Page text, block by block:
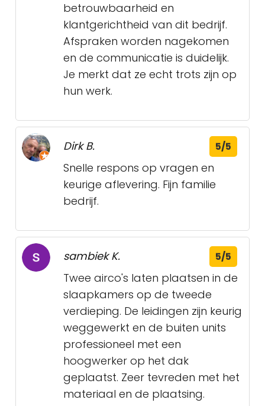
betrouwbaarheid en
klantgerichtheid van dit bedrijf.
Afspraken worden nagekomen
en de communicatie is duidelijk.
Je merkt dat ze echt trots zijn op
hun werk.
Dirk B. 5/5
Snelle respons op vragen en
keurige aflevering. Fijn familie
bedrijf.
sambiek K. 5/5
Twee airco's laten plaatsen in de
slaapkamers op de tweede
verdieping. De leidingen zijn keurig
weggewerkt en de buiten units
professioneel met een
hoogwerker op het dak
geplaatst. Zeer tevreden met het
materiaal en de plaatsing.